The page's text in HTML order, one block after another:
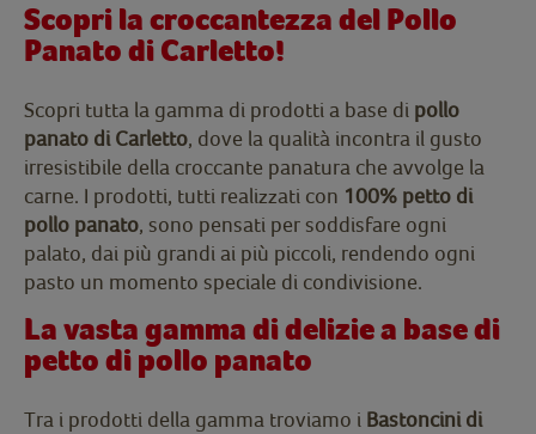
Scopri la croccantezza del Pollo
Panato di Carletto!
Scopri tutta la gamma di prodotti a base di pollo
panato di Carletto, dove la qualità incontra il gusto
irresistibile della croccante panatura che avvolge la
carne. I prodotti, tutti realizzati con 100% petto di
pollo panato, sono pensati per soddisfare ogni
palato, dai più grandi ai più piccoli, rendendo ogni
pasto un momento speciale di condivisione.
La vasta gamma di delizie a base di
petto di pollo panato
Tra i prodotti della gamma troviamo i Bastoncini di